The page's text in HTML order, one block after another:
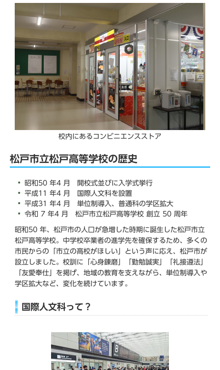
校内にあるコンビニエンスストア
松戸市立松戸高等学校の歴史
昭和50 年4 月 開校式並びに入学式挙行
平成11 年4 月 国際人文科を設置
平成31 年4 月 単位制導入、普通科の学区拡大
令和 7 年4 月 松戸市立松戸高等学校 創立 50 周年
昭和50 年、松戸市の人口が急増した時期に誕生した松戸市立
松戸高等学校。中学校卒業者の進学先を確保するため、多くの
市民からの「市立の高校がほしい」という声に応え、松戸市が
設立しました。校訓に「心身錬磨」「勤勉誠実」「礼接遵法」
「友愛奉仕」を掲げ、地域の教育を支えながら、単位制導入や
学区拡大など、変化を続けています。
国際人文科って？